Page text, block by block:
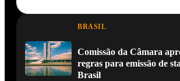
BRASIL
Comissão da Câmara
regras para emissão de
Brasil